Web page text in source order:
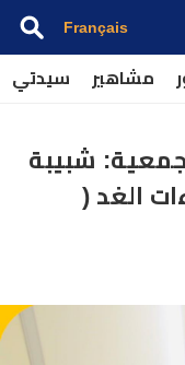
Français
مشاهير سيدتي
شبيبة
الغد (